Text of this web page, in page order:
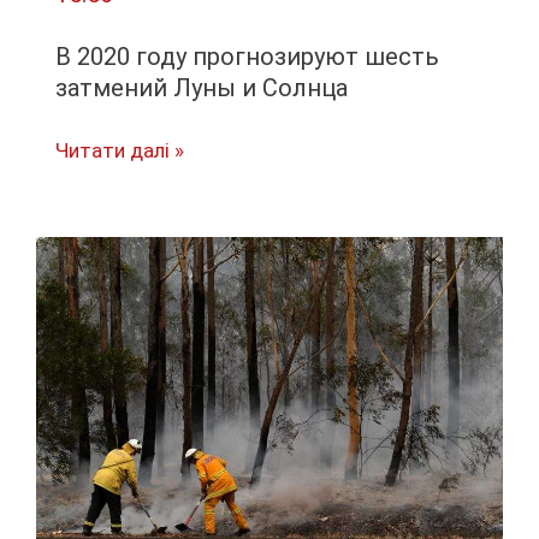
В 2020 году прогнозируют шесть
затмений Луны и Солнца
В
прогнозируют
шесть
затмений
Луны
и
Солнца
Читати далі »